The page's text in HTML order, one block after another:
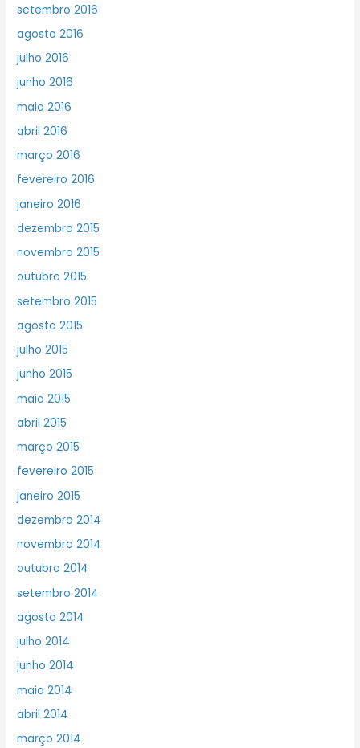
setembro 2016
agosto 2016
julho 2016
junho 2016
maio 2016
abril 2016
março 2016
fevereiro 2016
janeiro 2016
dezembro 2015
novembro 2015
outubro 2015
setembro 2015
agosto 2015
julho 2015
junho 2015
maio 2015
abril 2015
março 2015
fevereiro 2015
janeiro 2015
dezembro 2014
novembro 2014
outubro 2014
setembro 2014
agosto 2014
julho 2014
junho 2014
maio 2014
abril 2014
março 2014